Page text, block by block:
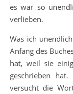
es war so
verlieben.
Was ich
Anfang des
hat, weil sie
geschrieben
versucht die